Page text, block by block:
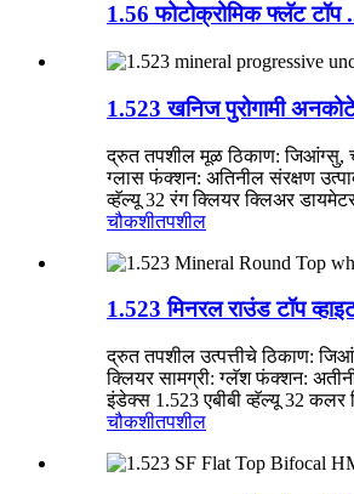
1.56 फोटोक्रोमिक फ्लॅट टॉप
1.523 खनिज पुरोगामी
द्रुत तपशील मूळ ठिकाण: जिआंग्सु,
ग्लास फंक्शन: अतिनील संरक्षण
व्हॅल्यू 32 रंग क्लियर क्लिअर
चौकशीतपशील
1.523 मिनरल राउंड टॉप
द्रुत तपशील उत्पत्तीचे ठिकाण:
क्लियर सामग्री: ग्लॅश फंक्शन:
इंडेक्स 1.523 एबीबी व्हॅल्यू 32
चौकशीतपशील